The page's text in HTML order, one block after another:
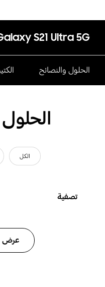
S21 Ultra 5G
الحلول والنصائح
الكل
تصفية
عرض